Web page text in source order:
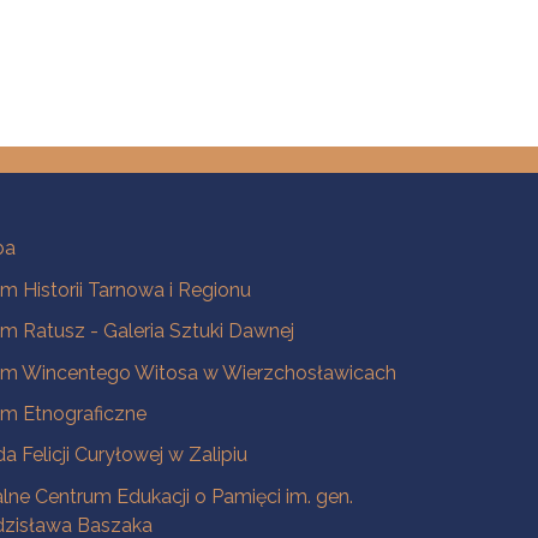
Historii Tarnowa i Regionu
Ratusz - Galeria Sztuki Dawnej
Wincentego Witosa w Wierzchosławicach
Etnograficzne
Felicji Curyłowej w Zalipiu
Centrum Edukacji o Pamięci im. gen.
Baszaka